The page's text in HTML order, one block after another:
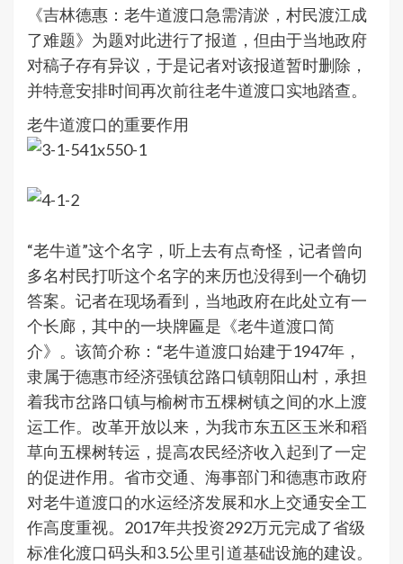
《吉林德惠：老牛道渡口急需清淤，村民渡江成
了难题》为题对此进行了报道，但由于当地政府
对稿子存有异议，于是记者对该报道暂时删除，
并特意安排时间再次前往老牛道渡口实地踏查。
老牛道渡口的重要作用
“老牛道”这个名字，听上去有点奇怪，记者曾向
多名村民打听这个名字的来历也没得到一个确切
答案。记者在现场看到，当地政府在此处立有一
个长廊，其中的一块牌匾是《老牛道渡口简
介》。该简介称：“老牛道渡口始建于1947年，
隶属于德惠市经济强镇岔路口镇朝阳山村，承担
着我市岔路口镇与榆树市五棵树镇之间的水上渡
运工作。改革开放以来，为我市东五区玉米和稻
草向五棵树转运，提高农民经济收入起到了一定
的促进作用。省市交通、海事部门和德惠市政府
对老牛道渡口的水运经济发展和水上交通安全工
作高度重视。2017年共投资292万元完成了省级
标准化渡口码头和3.5公里引道基础设施的建设。